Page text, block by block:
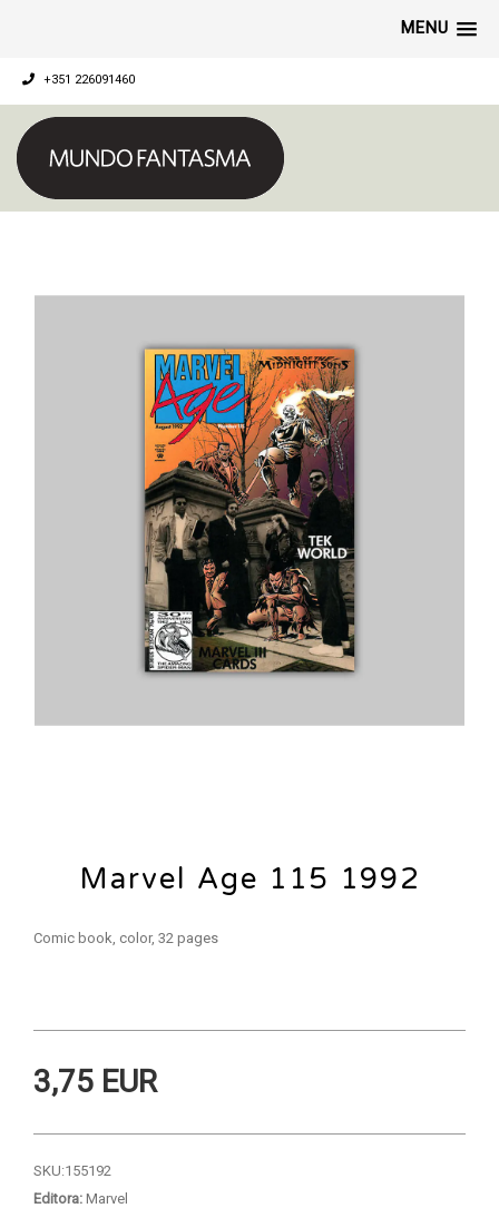
MENU
+351 226091460
Marvel Age 115 1992
Comic book, color, 32 pages
3,75 EUR
SKU:155192
Editora: Marvel